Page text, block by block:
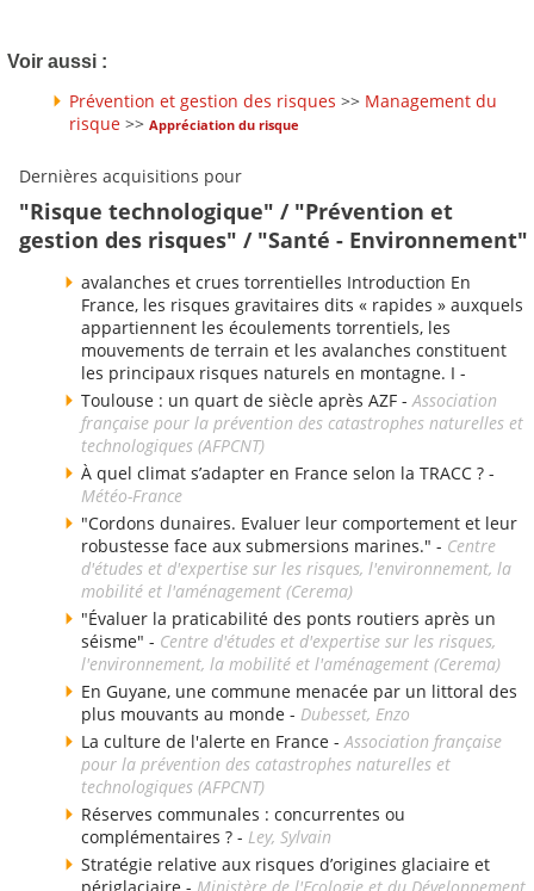
Voir aussi :
Prévention et gestion des risques >> Management du
risque >> Appréciation du risque
Dernières acquisitions pour
"Risque technologique" / "Prévention et
gestion des risques" / "Santé - Environnement"
avalanches et crues torrentielles Introduction En
France, les risques gravitaires dits « rapides » auxquels
appartiennent les écoulements torrentiels, les
mouvements de terrain et les avalanches constituent
les principaux risques naturels en montagne. I -
Toulouse : un quart de siècle après AZF -Association
française pour la prévention des catastrophes naturelles et
technologiques (AFPCNT)
À quel climat s’adapter en France selon la TRACC ? -
Météo-France
"Cordons dunaires. Evaluer leur comportement et leur
robustesse face aux submersions marines." - Centre
d'études et d'expertise sur les risques, l'environnement, la
mobilité et l'aménagement (Cerema)
"Évaluer la praticabilité des ponts routiers après un
séisme" - Centre d'études et d'expertise sur les risques,
l'environnement, la mobilité et l'aménagement (Cerema)
En Guyane, une commune menacée par un littoral des
plus mouvants au monde - Dubesset, Enzo
La culture de l'alerte en France -Association française
pour la prévention des catastrophes naturelles et
technologiques (AFPCNT)
Réserves communales : concurrentes ou
complémentaires ? - Ley, Sylvain
Stratégie relative aux risques d’origines glaciaire et